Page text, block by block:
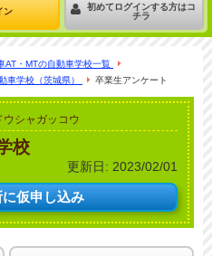
ン
初めてログインする方はコ
チラ
AT・MTの自動車学校一覧
車学校（茨城県） 卒業生アンケート
ウシャガッコウ
校
更新日: 2023/02/01
仮申し込み